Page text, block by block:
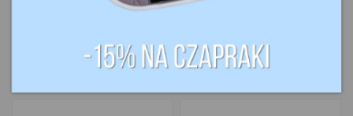
skórzanymi
wstawkami
KAVALKADE